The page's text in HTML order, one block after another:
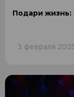
Подари
3 февраля